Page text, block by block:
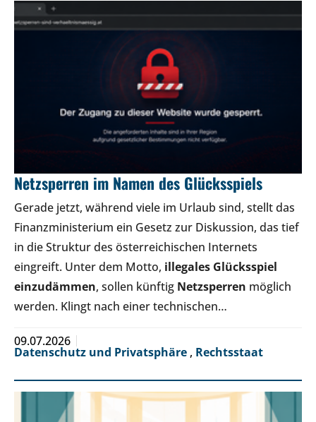
Netzsperren im Namen des Glücksspiels
Gerade jetzt, während viele im Urlaub sind, stellt das
Finanzministerium ein Gesetz zur Diskussion, das tief
in die Struktur des österreichischen Internets
eingreift. Unter dem Motto, illegales Glücksspiel
einzudämmen, sollen künftig Netzsperren möglich
werden. Klingt nach einer technischen…
09.07.2026
Datenschutz und Privatsphäre , Rechtsstaat